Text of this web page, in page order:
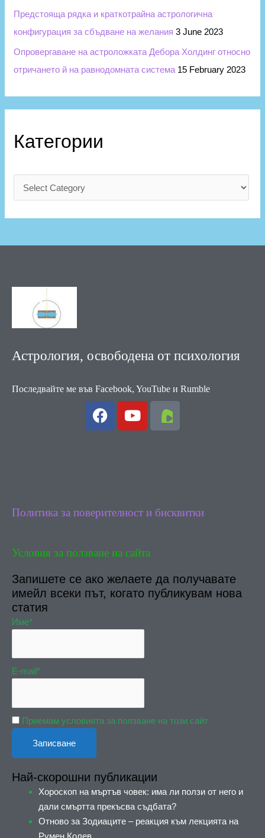
Предстояща рядка и краткотрайна астрологична
конфигурация за сбъдване на желания 3 June 2023
Опровергаване на астроложката Дебора Холдинг относно
отричането й на равнодомната система 15 February 2023
Категории
Астрология, освободена от психология
Последвайте ме във Facebook, YouTube и Rumble
F
a
k
Y
o
Политика за поверителност и бисквитки
Условия за ползване на сайта
Запишете се ако желаете да получавате
имейл всеки път, когато публикувам нова
статия
Име*
E-mail*
Приемам условията за ползване на този сайт
Най-скорошни публикации
Хороскоп на мъртъв човек: има ли ползи от него и
дали смъртта прекъсва съдбата?
Отново за Зодиаците – реакция към лекцията на
Румен Колев